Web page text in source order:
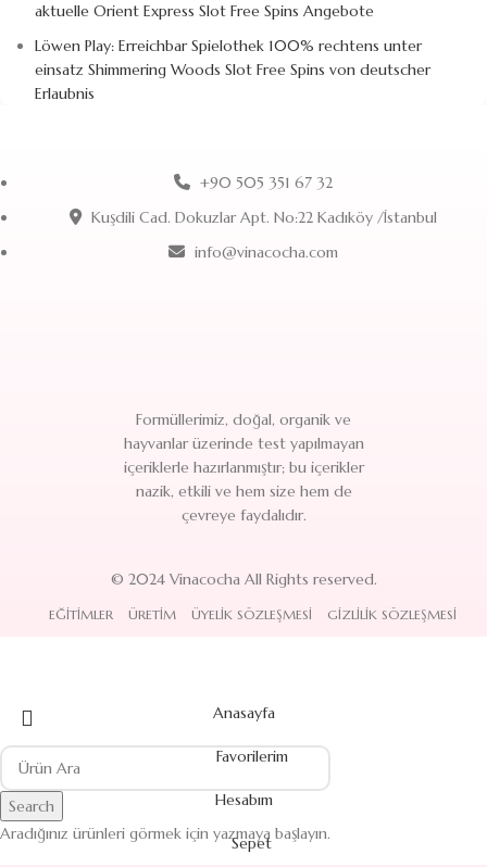
aktuelle Orient Express Slot Free Spins Angebote
Löwen Play: Erreichbar Spielothek 100% rechtens unter
einsatz Shimmering Woods Slot Free Spins von deutscher
Erlaubnis
+90 505 351 67 32
Kuşdili Cad. Dokuzlar Apt. No:22 Kadıköy /İstanbul
info@vinacocha.com
Formüllerimiz, doğal, organik ve
hayvanlar üzerinde test yapılmayan
içeriklerle hazırlanmıştır; bu içerikler
nazik, etkili ve hem size hem de
çevreye faydalıdır.
© 2024 Vinacocha All Rights reserved.
EĞITIMLER ÜRETIM ÜYELIK SÖZLEŞMESI GIZLILIK SÖZLEŞMESI
Search
Aradığınız ürünleri görmek için yazmaya başlayın.
Anasayfa
Favorilerim
Hesabım
Sepet